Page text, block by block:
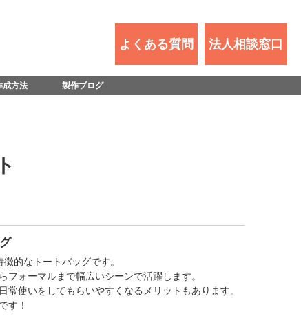
よくある質問 法人相談窓口
成方法 製作ブログ
的なトートバッグです。
ォーマルまで幅広いシーンで活躍します。
使いをしてもらいやすくなるメリットもあります。
す！